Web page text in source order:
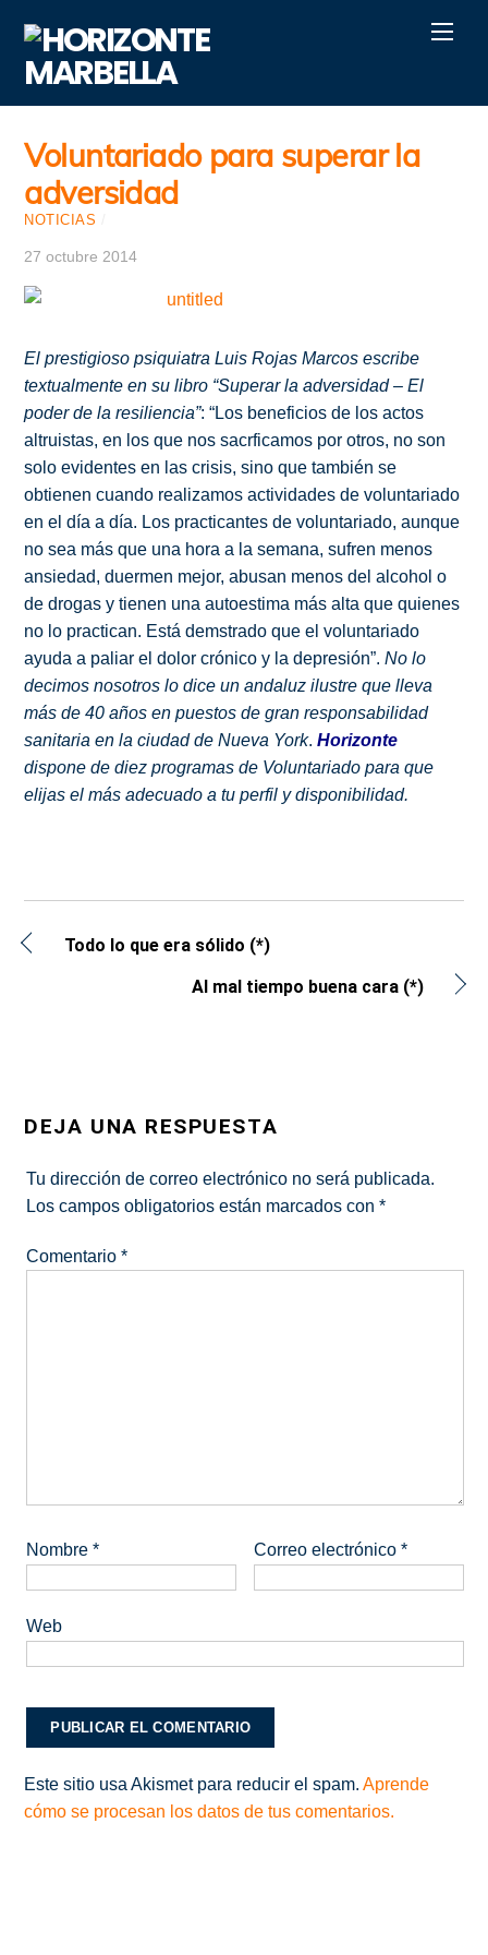
content
Voluntariado para superar la
adversidad
NOTICIAS
27 octubre 2014
El prestigioso psiquiatra Luis Rojas Marcos escribe
textualmente en su libro “Superar la adversidad – El
poder de la resiliencia”: “Los beneficios de los actos
altruistas, en los que nos sacrficamos por otros, no son
solo evidentes en las crisis, sino que también se
obtienen cuando realizamos actividades de voluntariado
en el día a día. Los practicantes de voluntariado, aunque
no sea más que una hora a la semana, sufren menos
ansiedad, duermen mejor, abusan menos del alcohol o
de drogas y tienen una autoestima más alta que quienes
no lo practican. Está demstrado que el voluntariado
ayuda a paliar el dolor crónico y la depresión”.No lo
decimos nosotros lo dice un andaluz ilustre que lleva
más de 40 años en puestos de gran responsabilidad
sanitaria en la ciudad de Nueva York.Horizonte
dispone de diez programas de Voluntariado para que
elijas el más adecuado a tu perfil y disponibilidad.
Todo lo que era sólido (*)
Al mal tiempo buena cara (*)
DEJA UNA RESPUESTA
Tu dirección de correo electrónico no será publicada.
Los campos obligatorios están marcados con*
Comentario*
Nombre* Correo electrónico*
Web
Este sitio usa Akismet para reducir el spam.Aprende
cómo se procesan los datos de tus comentarios.